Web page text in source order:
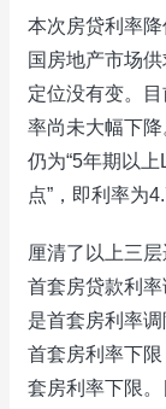
本次房贷利率
国房地产市场
定位没有变。
率尚未大幅下
仍为“5年期以
点”，即利率为
厘清了以上三
首套房贷款利
是首套房利率
首套房利率下
套房利率下限